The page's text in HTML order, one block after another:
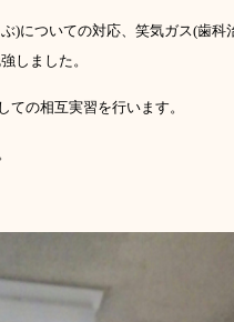
)についての対応、笑気ガス(歯科
しました。
ての相互実習を行います。